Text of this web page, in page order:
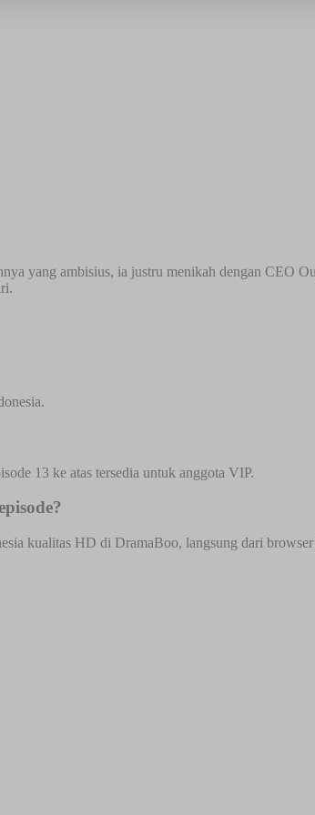
yang ambisius, ia justru menikah dengan CEO
13 ke atas tersedia untuk anggota VIP.
kualitas HD di DramaBoo, langsung dari